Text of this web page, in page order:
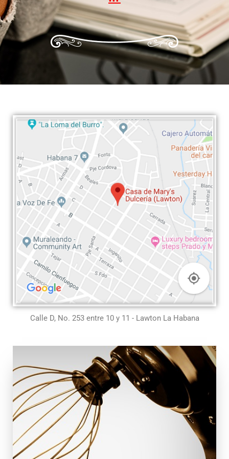
Calle D, No. 253 entre 10 y 11 - Lawton La Habana